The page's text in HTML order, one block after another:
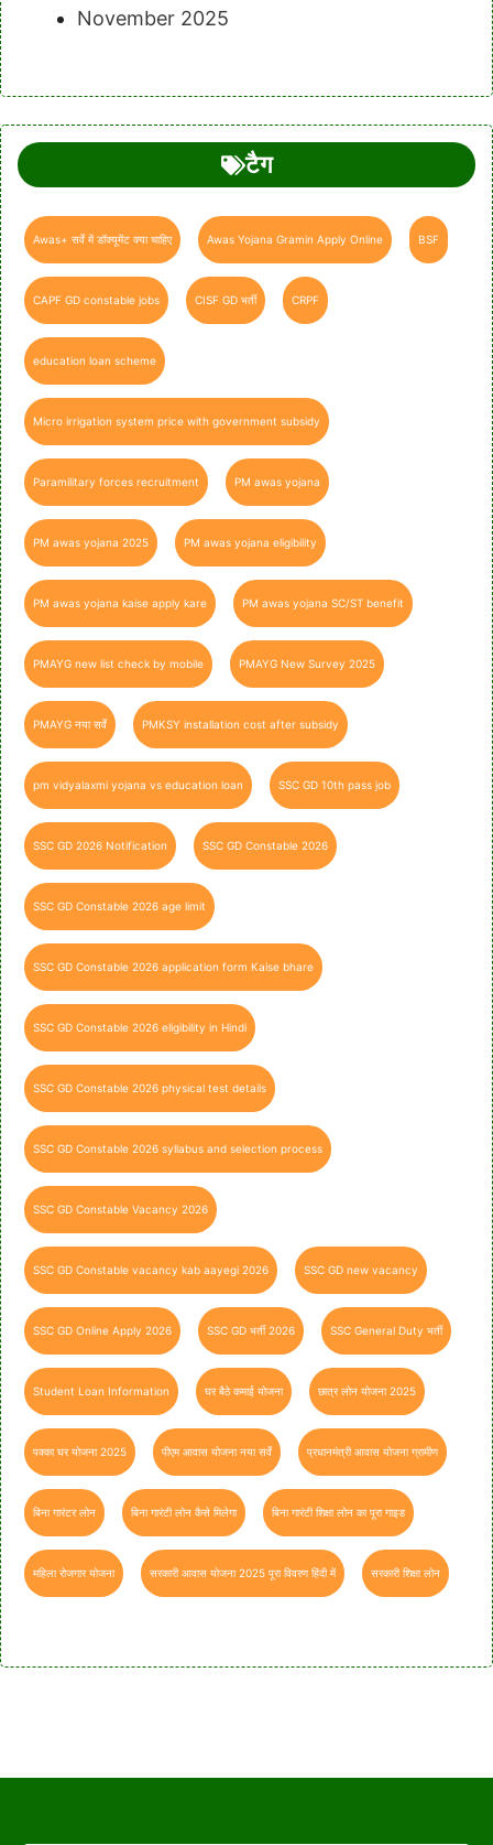
November 2025
टैग
Awas+ सर्वे में डॉक्यूमेंट क्या चाहिए Awas Yojana Gramin Apply Online BSF
CAPF GD constable jobs CISF GD भर्ती CRPF
education loan scheme
Micro irrigation system price with government subsidy
Paramilitary forces recruitment PM awas yojana
PM awas yojana 2025 PM awas yojana eligibility
PM awas yojana kaise apply kare PM awas yojana SC/ST benefit
PMAYG new list check by mobile PMAYG New Survey 2025
PMAYG नया सर्वे PMKSY installation cost after subsidy
pm vidyalaxmi yojana vs education loan SSC GD 10th pass job
SSC GD 2026 Notification SSC GD Constable 2026
SSC GD Constable 2026 age limit
SSC GD Constable 2026 application form Kaise bhare
SSC GD Constable 2026 eligibility in Hindi
SSC GD Constable 2026 physical test details
SSC GD Constable 2026 syllabus and selection process
SSC GD Constable Vacancy 2026
SSC GD Constable vacancy kab aayegi 2026 SSC GD new vacancy
SSC GD Online Apply 2026 SSC GD भर्ती 2026 SSC General Duty भर्ती
Student Loan Information घर बैठे कमाई योजना छात्र लोन योजना 2025
पक्का घर योजना 2025 पीएम आवास योजना नया सर्वे प्रधानमंत्री आवास योजना ग्रामीण
बिना गारंटर लोन बिना गारंटी लोन कैसे मिलेगा बिना गारंटी शिक्षा लोन का पूरा गाइड
महिला रोजगार योजना सरकारी आवास योजना 2025 पूरा विवरण हिंदी में सरकारी शिक्षा लोन